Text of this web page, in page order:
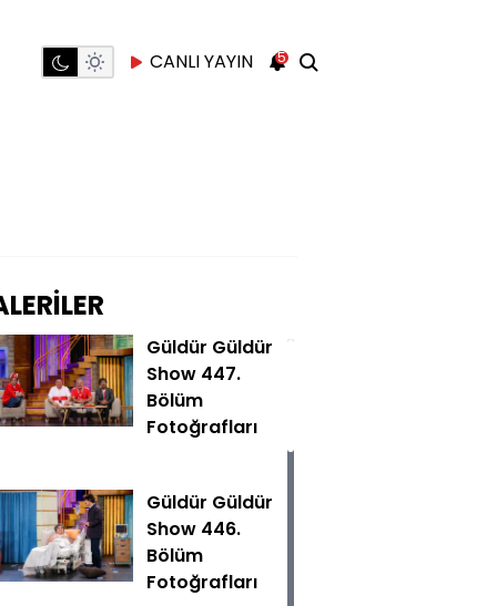
CANLI YAYIN 5
Güldür Güldür
Show 447.
Bölüm
Fotoğrafları
Güldür Güldür
Show 446.
Bölüm
Fotoğrafları